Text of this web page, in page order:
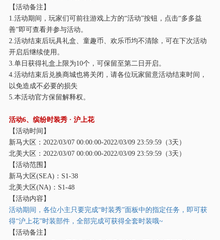
【活动备注】
1.活动期间，玩家们可前往游戏上方的“活动”按钮，点击“多多益
善”即可查看并参与活动。
2.活动结束后玩具礼盒、童趣币、欢乐币均不清除，可在下次活动
开启后继续使用。
3.单日获得礼盒上限为10个，可保留至第二日开启。
4.活动结束后兑换商城也将关闭，请各位玩家留意活动结束时间，
以免造成不必要的损失
5.本活动官方保留解释权。
活动6、缤纷时装秀 · 沪上花
【活动时间】
新马大区： 2022/03/07 00:00:00-2022/03/09 23:59:59（3天）
北美大区： 2022/03/07 00:00:00-2022/03/09 23:59:59（3天）
【活动范围】
新马大区(SEA)：S1-38
北美大区(NA)：S1-48
【活动内容】
活动期间，各位小主只要完成“时装秀”面板中的指定任务，即可获
得“沪上花”时装部件，全部完成可获得全套时装哦~
【活动备注】